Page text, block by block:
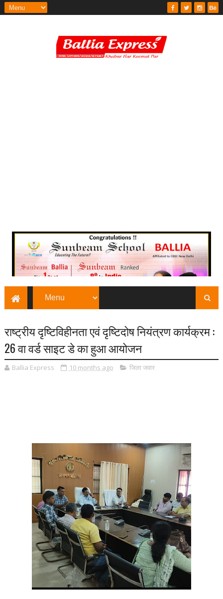
राष्ट्रीय दृष्टिविहीनता एवं दृष्टिदोष नियंत्रण कार्यक्रम :
26 वा वर्ड साइट डे का हुआ आयोजन
Ballia Express 10 months ago जिला जवार